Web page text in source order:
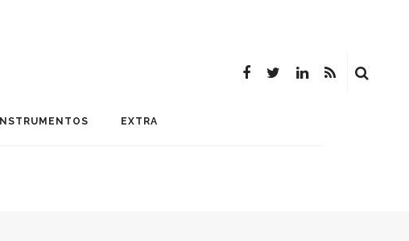
INSTRUMENTOS EXTRA